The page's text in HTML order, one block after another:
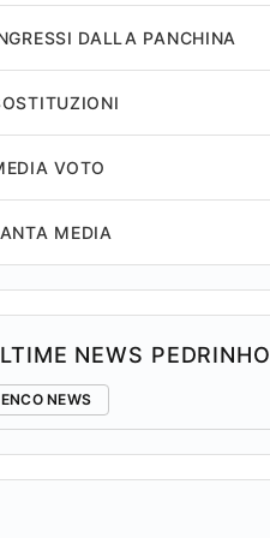
DALLA PANCHINA
VOTO
MEDIA
NEWS PEDRINHO
NEWS